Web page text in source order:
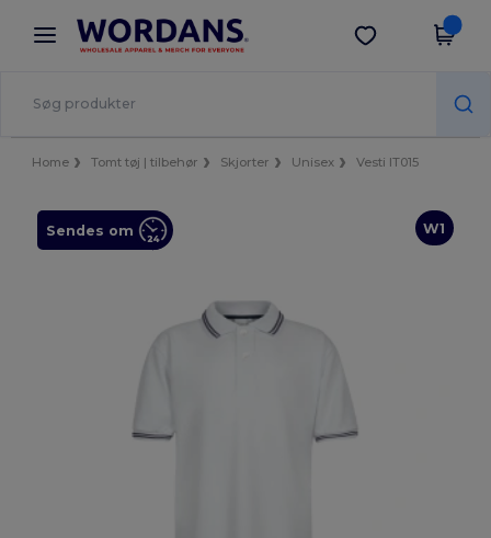
× Wordans-app
Bedre priser i appen!
Hent app
Home Tomt tøj | tilbehør Skjorter Unisex Vesti IT015
W1
Sendes om